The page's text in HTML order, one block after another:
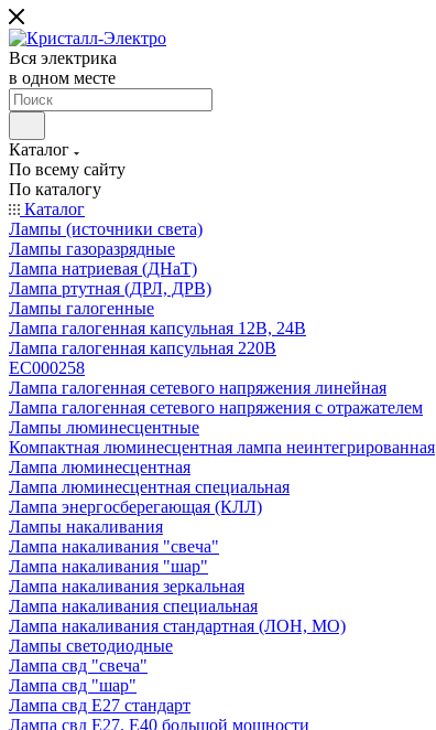
Вся электрика
в одном месте
Каталог
По всему сайту
По каталогу
Каталог
Лампы (источники света)
Лампы газоразрядные
Лампа натриевая (ДНаТ)
Лампа ртутная (ДРЛ, ДРВ)
Лампы галогенные
Лампа галогенная капсульная 12В, 24В
Лампа галогенная капсульная 220В
EC000258
Лампа галогенная сетевого напряжения линейная
Лампа галогенная сетевого напряжения с отражателем
Лампы люминесцентные
Компактная люминесцентная лампа неинтегрированная
Лампа люминесцентная
Лампа люминесцентная специальная
Лампа энергосберегающая (КЛЛ)
Лампы накаливания
Лампа накаливания "свеча"
Лампа накаливания "шар"
Лампа накаливания зеркальная
Лампа накаливания специальная
Лампа накаливания стандартная (ЛОН, МО)
Лампы светодиодные
Лампа свд "свеча"
Лампа свд "шар"
Лампа свд E27 стандарт
Лампа свд E27, Е40 большой мощности